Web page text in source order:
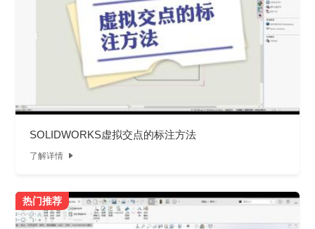
SOLIDWORKS虚拟交点的标注方法
了解详情 
热门推荐